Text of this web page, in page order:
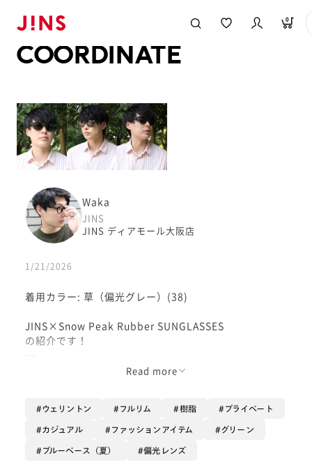
0
COORDINATE
Waka
JINS
JINS ディアモール大阪店
1/21/2026
着用カラー: 草（偏光グレー）(38)
JINS×Snow Peak Rubber SUNGLASSES
の紹介です！
偏光レンズ（グレー）が入っており、
綺麗なカラーリングで、ファッションの
ワンポイントとしても活躍してくれます！
サングラスをお探しの方、
Read more
ウェリントン フルリム 樹脂 プライベート
カジュアル ファッションアイテム グリーン
ブルーベース（夏） 偏光レンズ